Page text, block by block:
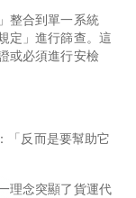
整合到單一系統
定」進行篩查。這
或必須進行安檢
「反而是要幫助它
理念突顯了貨運代